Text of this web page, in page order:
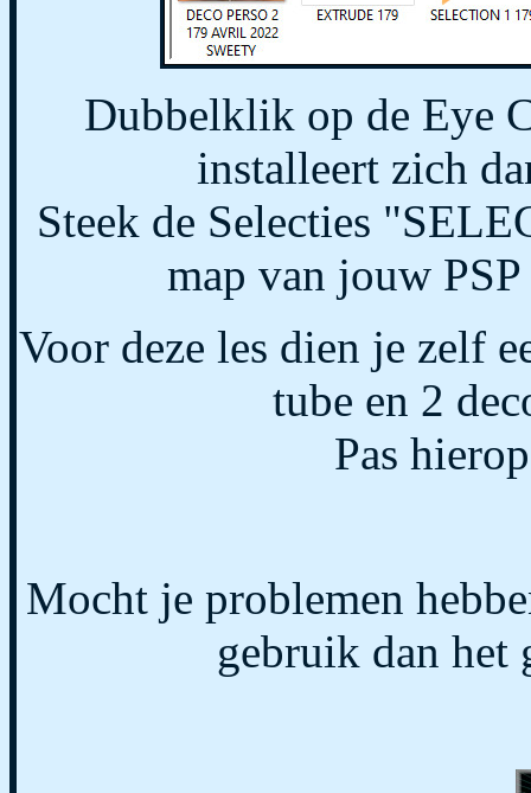
Dubbelklik op de Eye
installeert zich
Steek de Selecties
map van jouw
Voor deze les dien je zelf
tube en 2
Pas
Mocht je problemen
gebruik dan het